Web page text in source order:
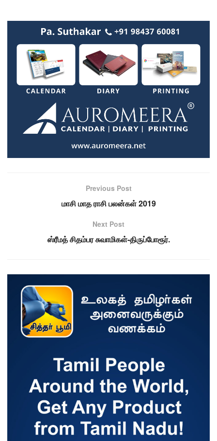
Previous Post
மாசி மாத ராசி பலன்கள் 2019
Next Post
ஸ்ரீமத் சிதம்பர சுவாமிகள்-திருப்போரூர்.